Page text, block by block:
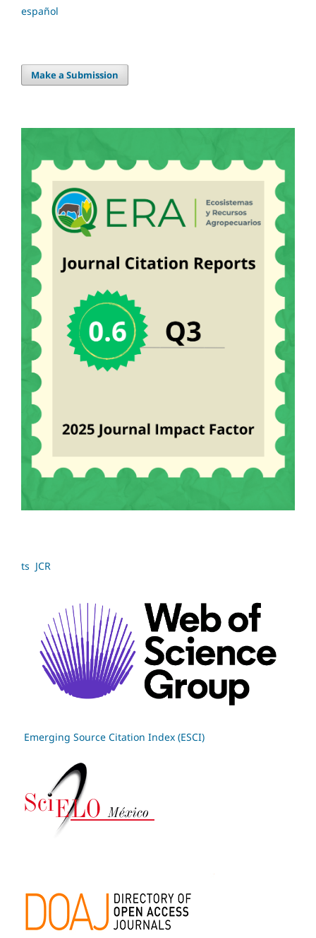
español
Make a Submission
ts JCR
Emerging Source Citation Index (ESCI)